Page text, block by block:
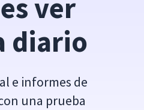
ver
diario
e informes de
una prueba